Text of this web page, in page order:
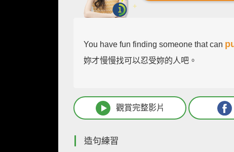
You have fun finding someone that can
妳才慢慢找可以忍受妳的人吧。
觀賞完整影片
造句練習